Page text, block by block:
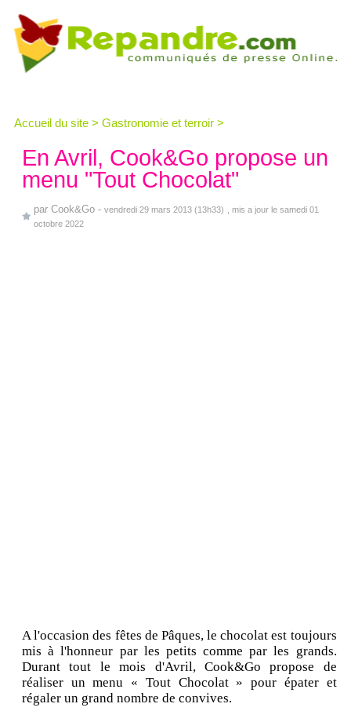
Accueil du site > Gastronomie et terroir >
En Avril, Cook&Go propose un
menu "Tout Chocolat"
par Cook&Go - vendredi 29 mars 2013 (13h33)
, mis a jour le samedi 01
octobre 2022
A l'occasion des fêtes de Pâques, le chocolat est toujours
mis à l'honneur par les petits comme par les grands.
Durant tout le mois d'Avril, Cook&Go propose de
réaliser un menu « Tout Chocolat » pour épater et
régaler un grand nombre de convives.